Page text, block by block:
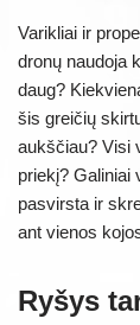
Varikliai ir
dronų naudoja
daug?
šis greičių
aukščiau? Visi
priekį? Galiniai
pasvirsta ir
ant vienos
Ryšys